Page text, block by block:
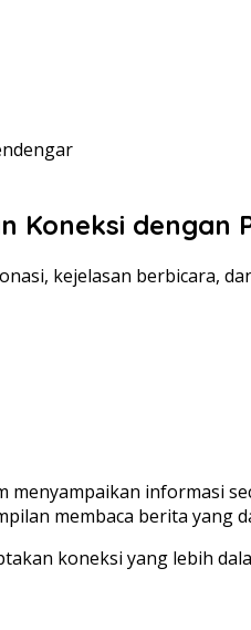
Koneksi dengan
kejelasan berbicara,
menyampaikan informasi
membaca berita yang
koneksi yang lebih